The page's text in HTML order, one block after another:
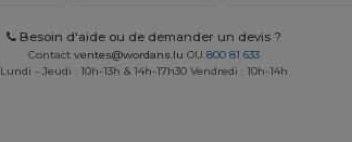
Besoin d'aide ou de demander un devis ?
Contactventes@wordans.lu OU800 81 633
Lundi - Jeudi : 10h-13h & 14h-17h30 Vendredi : 10h-14h